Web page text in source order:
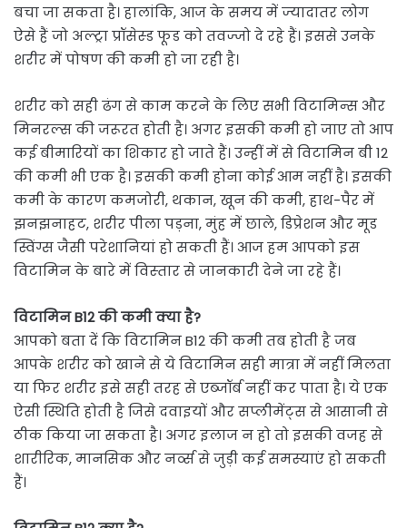
बचा जा सकता है। हालांक‍ि, आज के समय में ज्‍यादातर लोग
ऐसे हैं जो अल्‍ट्रा प्रॉसेस्‍ड फूड को तवज्‍जो दे रहे हैं। इससे उनके
शरीर में पोषण की कमी हो जा रही है।
शरीर को सही ढंग से काम करने के ल‍िए सभी वि‍टाम‍िन्‍स और
म‍िनरल्‍स की जरूरत होती है। अगर इसकी कमी हो जाए तो आप
कई बीमार‍ियों का श‍िकार हो जाते हैं। उन्‍हीं में से व‍िटाम‍िन बी 12
की कमी भी एक है। इसकी कमी होना कोई आम नहीं है। इसकी
कमी के कारण कमजोरी, थकान, खून की कमी, हाथ-पैर में
झनझनाहट, शरीर पीला पड़ना, मुंह में छाले, डिप्रेशन और मूड
स्विंग्स जैसी परेशानियां हो सकती हैं। आज हम आपको इस
व‍िटाम‍िन के बारे में व‍िस्‍तार से जानकारी देने जा रहे हैं।
विटामिन B12 की कमी क्या है?
आपको बता दें क‍ि विटामिन B12 की कमी तब होती है जब
आपके शरीर को खाने से ये विटामिन सही मात्रा में नहीं मिलता
या फिर शरीर इसे सही तरह से एब्‍जॉर्ब नहीं कर पाता है। ये एक
ऐसी स्थिति होती है जिसे दवाइयों और सप्लीमेंट्स से आसानी से
ठीक किया जा सकता है। अगर इलाज न हो तो इसकी वजह से
शारीरिक, मानसिक और नर्व्स से जुड़ी कई समस्याएं हो सकती
हैं।